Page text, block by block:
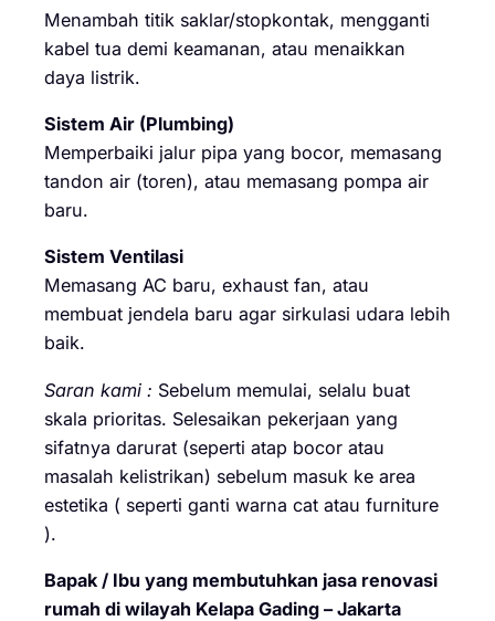
Menambah titik saklar/stopkontak, mengganti
kabel tua demi keamanan, atau menaikkan
daya listrik.
Sistem Air (Plumbing)
Memperbaiki jalur pipa yang bocor, memasang
tandon air (toren), atau memasang pompa air
baru.
Sistem Ventilasi
Memasang AC baru, exhaust fan, atau
membuat jendela baru agar sirkulasi udara lebih
baik.
Saran kami : Sebelum memulai, selalu buat
skala prioritas. Selesaikan pekerjaan yang
sifatnya darurat (seperti atap bocor atau
masalah kelistrikan) sebelum masuk ke area
estetika ( seperti ganti warna cat atau furniture
).
Bapak / Ibu yang membutuhkan jasa renovasi
rumah di wilayah Kelapa Gading – Jakarta